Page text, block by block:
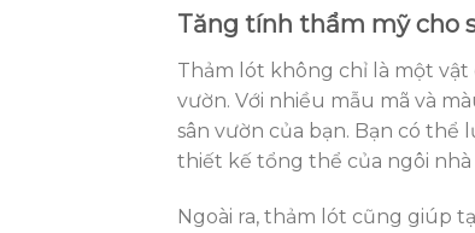
Tăng tính thẩm mỹ cho
Thảm lót không chỉ là một
vườn. Với nhiều mẫu mã và
sân vườn của bạn. Bạn có thể
thiết kế tổng thể của ngôi nhà
Ngoài ra, thảm lót cũng giúp